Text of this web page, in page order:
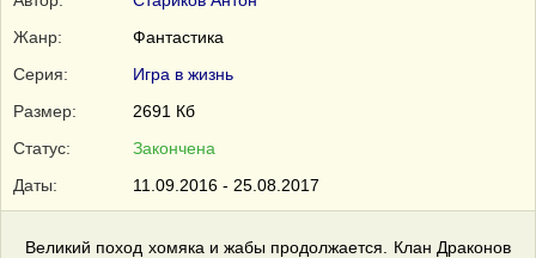
Жанр:
Фантастика
Серия:
Игра в жизнь
Размер:
2691 Кб
Статус:
Закончена
Даты:
11.09.2016 - 25.08.2017
Великий поход хомяка и жабы продолжается. Клан Драконов